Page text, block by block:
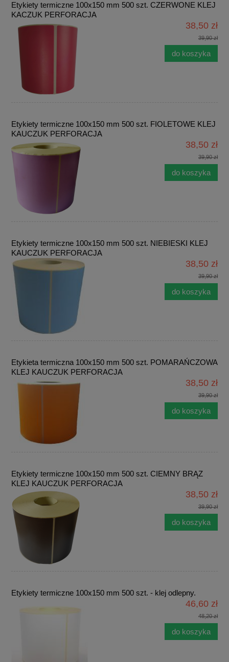
Etykiety termiczne 100x150 mm 500 szt. CZERWONE KLEJ
KACZUK PERFORACJA
38,50 zł
39,90 zł
do koszyka
Etykiety termiczne 100x150 mm 500 szt. FIOLETOWE KLEJ
KAUCZUK PERFORACJA
38,50 zł
39,90 zł
do koszyka
Etykiety termiczne 100x150 mm 500 szt. NIEBIESKI KLEJ
KAUCZUK PERFORACJA
38,50 zł
39,90 zł
do koszyka
Etykieta termiczna 100x150 mm 500 szt. POMARAŃCZOWA
KLEJ KAUCZUK PERFORACJA
38,50 zł
39,90 zł
do koszyka
Etykiety termiczne 100x150 mm 500 szt. CIEMNY BRĄZ
KLEJ KAUCZUK PERFORACJA
38,50 zł
39,90 zł
do koszyka
Etykiety termiczne 100x150 mm 500 szt. - klej odlepny.
46,60 zł
48,20 zł
do koszyka